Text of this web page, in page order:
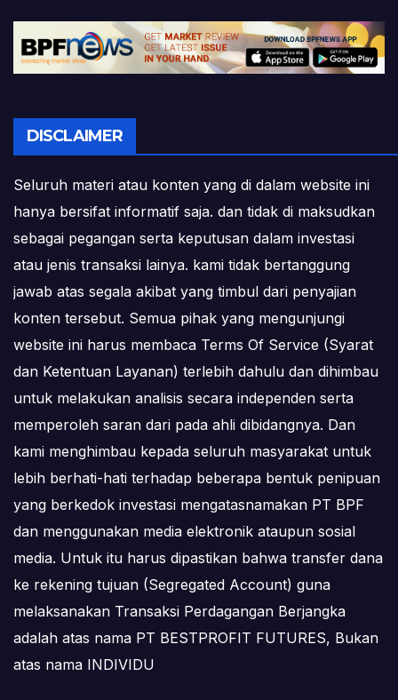
DISCLAIMER
Seluruh materi atau konten yang di dalam website ini
hanya bersifat informatif saja. dan tidak di maksudkan
sebagai pegangan serta keputusan dalam investasi
atau jenis transaksi lainya. kami tidak bertanggung
jawab atas segala akibat yang timbul dari penyajian
konten tersebut. Semua pihak yang mengunjungi
website ini harus membaca Terms Of Service (Syarat
dan Ketentuan Layanan) terlebih dahulu dan dihimbau
untuk melakukan analisis secara independen serta
memperoleh saran dari pada ahli dibidangnya. Dan
kami menghimbau kepada seluruh masyarakat untuk
lebih berhati-hati terhadap beberapa bentuk penipuan
yang berkedok investasi mengatasnamakan PT BPF
dan menggunakan media elektronik ataupun sosial
media. Untuk itu harus dipastikan bahwa transfer dana
ke rekening tujuan (Segregated Account) guna
melaksanakan Transaksi Perdagangan Berjangka
adalah atas nama PT BESTPROFIT FUTURES, Bukan
atas nama INDIVIDU